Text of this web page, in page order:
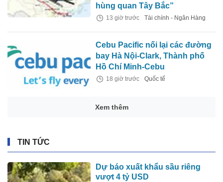
hùng quan Tây Bắc”
13 giờ trước Tài chính - Ngân Hàng
Cebu Pacific nối lại các đường
bay Hà Nội-Clark, Thành phố
Hồ Chí Minh-Cebu
18 giờ trước Quốc tế
Xem thêm
TIN TỨC
Dự báo xuất khẩu sầu riêng
vượt 4 tỷ USD